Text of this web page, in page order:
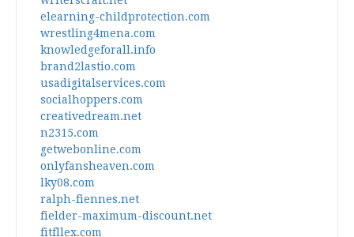
elearning-childprotection.com
wrestling4mena.com
knowledgeforall.info
brand2lastio.com
usadigitalservices.com
socialhoppers.com
creativedream.net
n2315.com
getwebonline.com
onlyfansheaven.com
lky08.com
ralph-fiennes.net
fielder-maximum-discount.net
fitfllex.com